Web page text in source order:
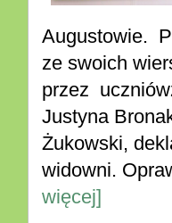
Augustowie.
ze swoich
przez
Justyna
Żukowski,
widowni.
więcej]